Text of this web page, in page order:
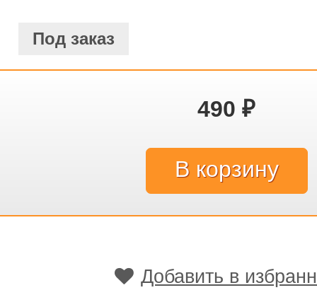
Под заказ
490 ₽
Добавить в